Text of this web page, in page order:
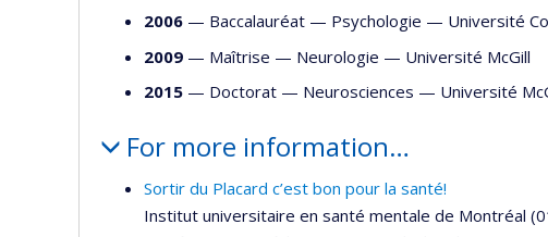
2006 — Baccalauréat — Psychologie — Université
2009 — Maîtrise — Neurologie — Université McGill
2015 — Doctorat — Neurosciences — Université
For more information…
Sortir du Placard c’est bon pour la santé!
Institut universitaire en santé mentale de Montréal